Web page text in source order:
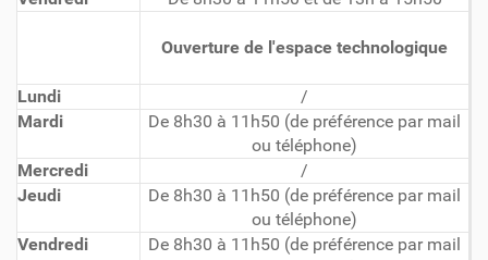
Ouverture de l'espace technologique
Lundi
/
Mardi
De 8h30 à 11h50 (de préférence par mail
ou téléphone)
Mercredi
/
Jeudi
De 8h30 à 11h50 (de préférence par mail
ou téléphone)
Vendredi
De 8h30 à 11h50 (de préférence par mail